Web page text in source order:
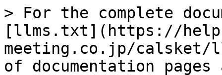
> For the complete
[llms.txt](https://
meeting.co.jp/calsket/
of documentation